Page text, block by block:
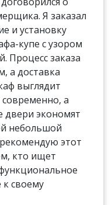
Я заказал
и установку
купе с узором
Процесс заказа
а доставка
выглядит
современно, а
двери экономят
небольшой
этот
кто ищет
своему